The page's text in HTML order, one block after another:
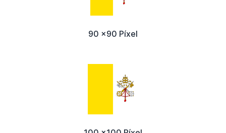
90 x90 Píxel